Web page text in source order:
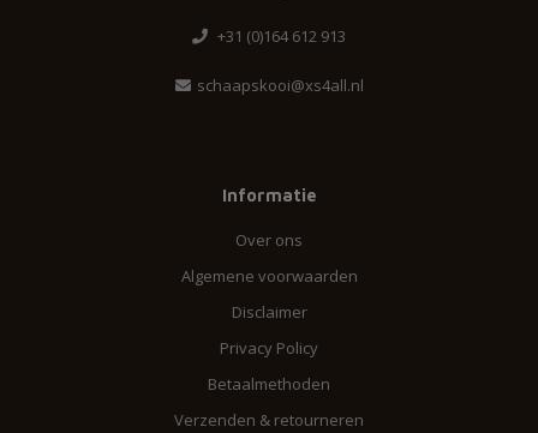
+31 (0)164 612 913
schaapskooi@xs4all.nl
Informatie
Over ons
Algemene voorwaarden
Disclaimer
Privacy Policy
Betaalmethoden
Verzenden & retourneren